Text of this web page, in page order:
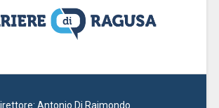
Antonio Di Raimondo